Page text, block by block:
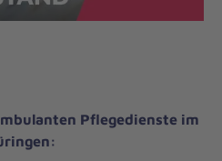
Pflegedienste im